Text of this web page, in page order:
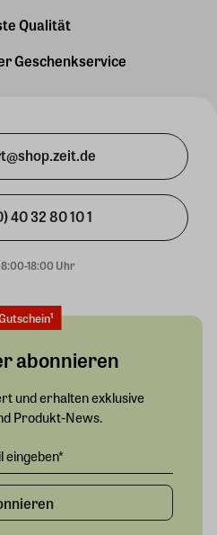
Qualität
Geschenkservice
40 32 80 10 1
18:00 Uhr
abonnieren
und erhalten exklusive
Produkt-News.